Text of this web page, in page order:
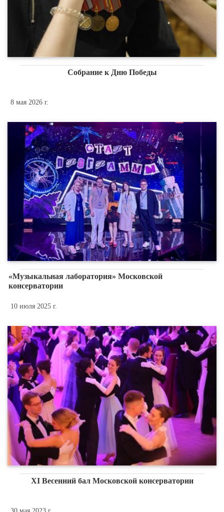
Собрание к Дню Победы
8 мая 2026 г.
«Музыкальная лаборатория» Московской
консерватории
10 июля 2025 г.
XI Весенний бал Московской консерватории